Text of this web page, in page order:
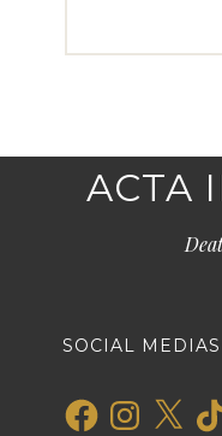
ACTA
SOCIAL MEDIAS
FacebookInstagram
X